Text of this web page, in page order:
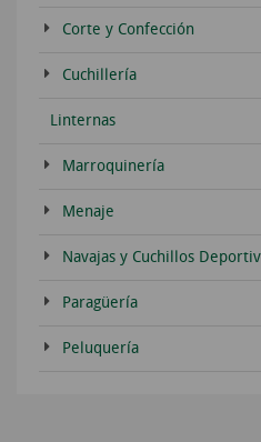
Corte y Confección
Cuchillería
Linternas
Marroquinería
Menaje
Navajas y Cuchillos
Paragüería
Peluquería